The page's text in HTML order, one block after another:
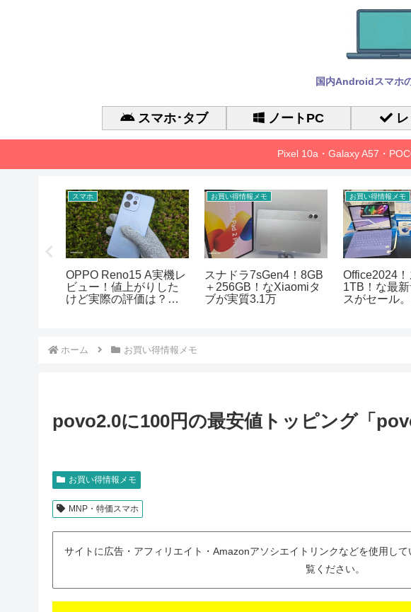
国内Androidスマホ
スマホ･タブ ノートPC レ
Pixel 10a・Galaxy A57・
スマホ
OPPO Reno15 A実機レ
ビュー！値上がりした
けど実際の評価は？徹
お買い得情報メモ
スナドラ7sGen4！8GB
＋256GB！なXiaomiタ
ブが実質3.1万
お買い得情報メモ
Office2024
1TB！な最
スがセール
ホーム お買い得情報メモ
povo2.0に100円の最安値トッピング「
お買い得情報メモ
MNP・特価スマホ
サイトに広告・アフィリエイト・Amazonアソシエイトリンクなどを使用し
覧ください。